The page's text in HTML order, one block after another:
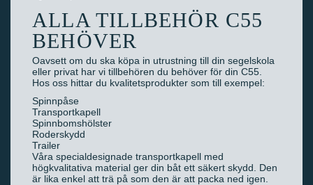
ALLA TILLBEHÖR C55
BEHÖVER
Oavsett om du ska köpa in utrustning till din segelskola
eller privat har vi tillbehören du behöver för din C55.
Hos oss hittar du kvalitetsprodukter som till exempel:
Spinnpåse
Transportkapell
Spinnbomshölster
Roderskydd
Trailer
Våra specialdesignade transportkapell med
högkvalitativa material ger din båt ett säkert skydd. Den
är lika enkel att trä på som den är att packa ned igen.